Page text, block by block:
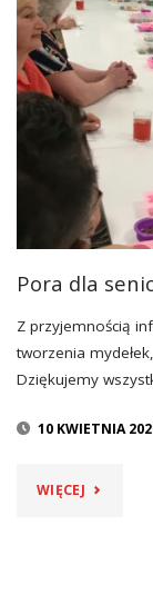
Pora dla
Z przyjemnością
tworzenia
Dziękujemy
10 KWIETNIA
WIĘCEJ"PORA